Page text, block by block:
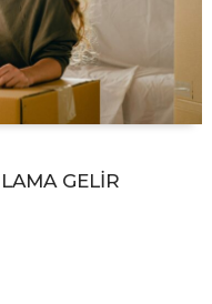
GELİR